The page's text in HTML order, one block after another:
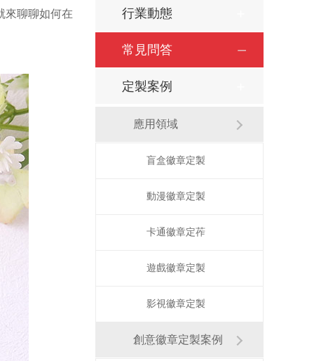
來聊聊如何在 行業動態
常見問答
定製案例
應用領域
盲盒徽章定製
動漫徽章定製
卡通徽章定莋
遊戲徽章定製
影視徽章定製
創意徽章定製案例